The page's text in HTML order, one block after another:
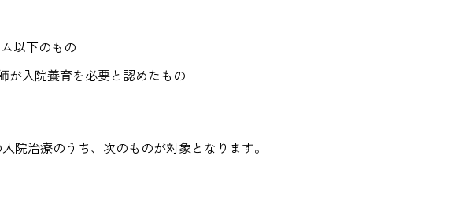
以下のもの
が入院養育を必要と認めたもの
院治療のうち、次のものが対象となります。